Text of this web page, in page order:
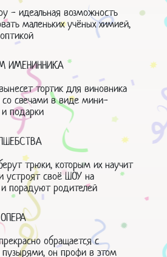
- идеальная возможность
маленьких учёных химией,
ИМЕНИННИКА
тортик для виновника
со свечами в виде мини-
подарки
трюки, которым их научит
устроят своё ШОУ на
порадуют родителей
обращается с
он профи в этом